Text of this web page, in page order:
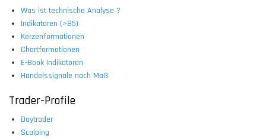
Was ist technische Analyse ?
Indikatoren (>85)
Kerzenformationen
Chartformationen
E-Book Indikatoren
Handelssignale nach Maß
Trader-Profile
Daytrader
Scalping